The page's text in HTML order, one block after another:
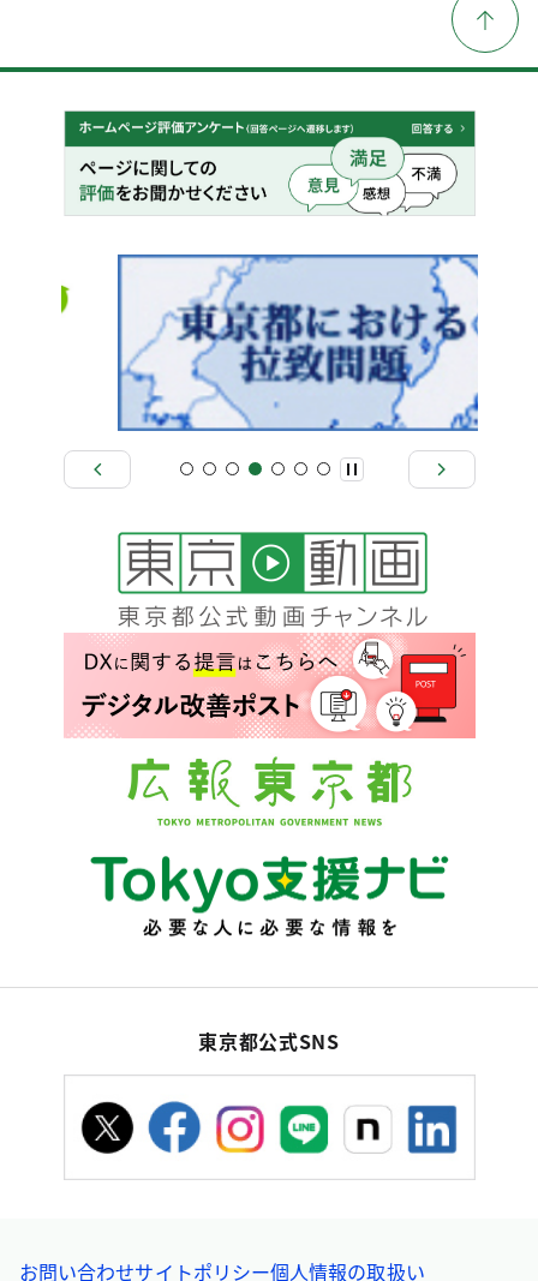
東京都公式SNS
お問い合わせサイトポリシー個人情報の取扱い